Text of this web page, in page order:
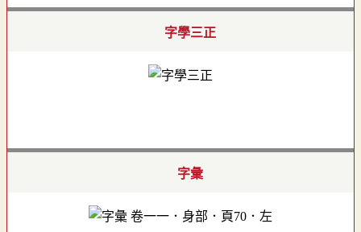
字學三正
字彙